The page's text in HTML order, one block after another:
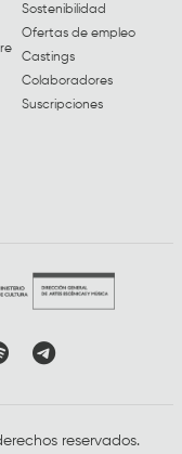
Sostenibilidad
Ofertas de empleo
Castings
Colaboradores
Suscripciones
a facebook
Link a spotify
Link a
reservados.